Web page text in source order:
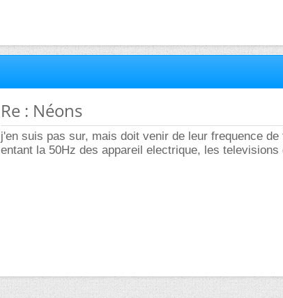
Re : Néons
j'en suis pas sur, mais doit venir de leur frequence
entant la 50Hz des appareil electrique, les